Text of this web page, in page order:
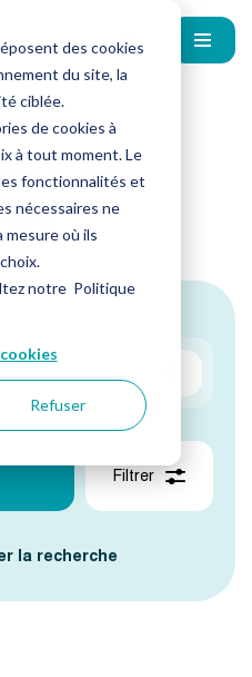
des cookies
du site, la
ciblée.
de cookies à
à tout moment. Le
fonctionnalités et
nécessaires ne
mesure où ils
notre Politique
Refuser
et
Filtrer
la recherche